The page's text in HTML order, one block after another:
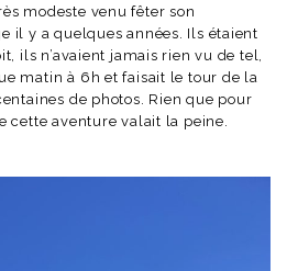
modeste venu fêter son
il y a quelques années. Ils étaient
ils n’avaient jamais rien vu de tel,
matin à 6h et faisait le tour de la
de photos. Rien que pour
cette aventure valait la peine.